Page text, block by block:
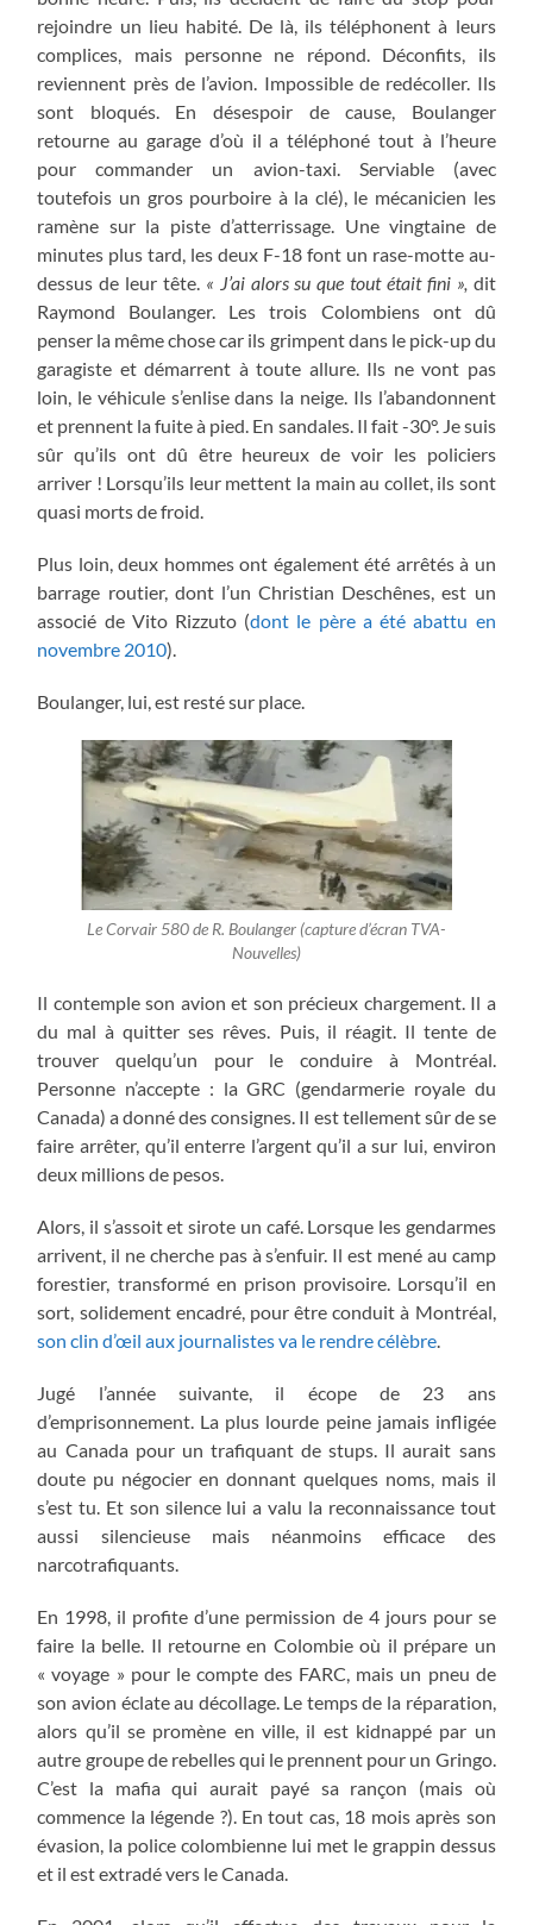
rejoindre un lieu habité. De là, ils téléphonent à leurs
complices, mais personne ne répond. Déconfits, ils
reviennent près de l’avion. Impossible de redécoller. Ils
sont bloqués. En désespoir de cause, Boulanger
retourne au garage d’où il a téléphoné tout à l’heure
pour commander un avion-taxi. Serviable (avec
toutefois un gros pourboire à la clé), le mécanicien les
ramène sur la piste d’atterrissage. Une vingtaine de
minutes plus tard, les deux F-18 font un rase-motte au-
dessus de leur tête. « J’ai alors su que tout était fini », dit
Raymond Boulanger. Les trois Colombiens ont dû
penser la même chose car ils grimpent dans le pick-up du
garagiste et démarrent à toute allure. Ils ne vont pas
loin, le véhicule s’enlise dans la neige. Ils l’abandonnent
et prennent la fuite à pied. En sandales. Il fait -30°. Je suis
sûr qu’ils ont dû être heureux de voir les policiers
arriver ! Lorsqu’ils leur mettent la main au collet, ils sont
quasi morts de froid.
Plus loin, deux hommes ont également été arrêtés à un
barrage routier, dont l’un Christian Deschênes, est un
associé de Vito Rizzuto (dont le père a été abattu en
novembre 2010).
Boulanger, lui, est resté sur place.
Le Corvair 580 de R. Boulanger (capture d’écran TVA-
Nouvelles)
Il contemple son avion et son précieux chargement. Il a
du mal à quitter ses rêves. Puis, il réagit. Il tente de
trouver quelqu’un pour le conduire à Montréal.
Personne n’accepte : la GRC (gendarmerie royale du
Canada) a donné des consignes. Il est tellement sûr de se
faire arrêter, qu’il enterre l’argent qu’il a sur lui, environ
deux millions de pesos.
Alors, il s’assoit et sirote un café. Lorsque les gendarmes
arrivent, il ne cherche pas à s’enfuir. Il est mené au camp
forestier, transformé en prison provisoire. Lorsqu’il en
sort, solidement encadré, pour être conduit à Montréal,
son clin d’œil aux journalistes va le rendre célèbre
Jugé l’année suivante, il écope de 23 ans
d’emprisonnement. La plus lourde peine jamais infligée
au Canada pour un trafiquant de stups. Il aurait sans
doute pu négocier en donnant quelques noms, mais il
s’est tu. Et son silence lui a valu la reconnaissance tout
aussi silencieuse mais néanmoins efficace des
narcotrafiquants.
En 1998, il profite d’une permission de 4 jours pour se
faire la belle. Il retourne en Colombie où il prépare un
« voyage » pour le compte des FARC, mais un pneu de
son avion éclate au décollage. Le temps de la réparation,
alors qu’il se promène en ville, il est kidnappé par un
autre groupe de rebelles qui le prennent pour un Gringo.
C’est la mafia qui aurait payé sa rançon (mais où
commence la légende ?). En tout cas, 18 mois après son
évasion, la police colombienne lui met le grappin dessus
et il est extradé vers le Canada.